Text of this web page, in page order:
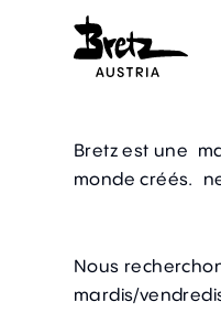
Bretz est une
monde créés.
Nous
mardis/